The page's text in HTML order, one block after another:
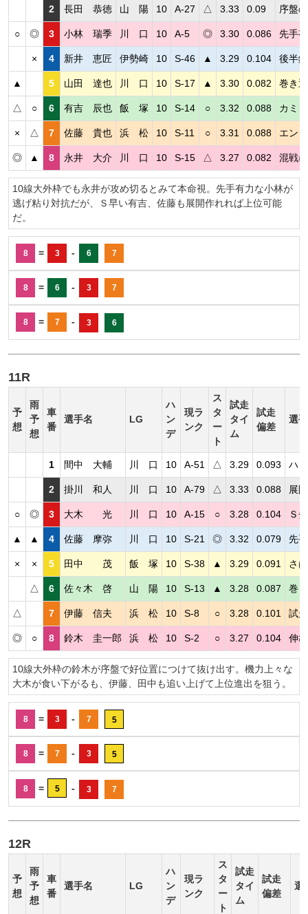
2 長田 恭徳 山 陽 10 A-27 △ 3.33 0.09 序盤
○ ◎ 3 小林 瑞季 川 口 10 A-5 ◎ 3.30 0.086 先手
× 4 新井 恵匠 伊勢崎 10 S-46 ▲ 3.29 0.104 後半
▲ 5 山田 達也 川 口 10 S-17 ▲ 3.30 0.082 巻き
△ ○ 6 有吉 辰也 飯 塚 10 S-14 ○ 3.32 0.088 カミ
× △ 7 佐藤 貴也 浜 松 10 S-11 ○ 3.31 0.088 エン
◎ ▲ 8 永井 大介 川 口 10 S-15 △ 3.27 0.082 混戦
10線大外枠でも永井が攻め切るとみて本命視。先手有力な小林が
逃げ粘り対抗だが、Ｓ早い有吉、佐藤も展開作れれば上位可能
だ。
8 = 3 - 6 7
8 = 6 - 3 7
8 = 7 - 3 6
11R
予
想
雨
予
想
車
番
選手名 LG
ハ
ン
デ
現ラ
ンク
ス
タ
ー
ト
試走
タイ
ム
試走
偏差
選
1 間中 大輔 川 口 10 A-51 △ 3.29 0.093 ハ
2 掛川 和人 川 口 10 A-79 △ 3.33 0.088 展
○ ◎ 3 大木 光 川 口 10 A-15 ○ 3.28 0.104 Ｓ
▲ ▲ 4 佐藤 摩弥 川 口 10 S-21 ◎ 3.32 0.079 先
× × 5 田中 茂 飯 塚 10 S-38 ▲ 3.29 0.091 さ
△ 6 佐々木 啓 山 陽 10 S-13 ▲ 3.28 0.087 巻
△ 7 伊藤 信夫 浜 松 10 S-8 ○ 3.28 0.101 試
◎ ○ 8 鈴木 圭一郎 浜 松 10 S-2 ○ 3.27 0.104 伸
10線大外枠の鈴木が序盤で好位置につけて抜け出す。機力上々な
大木が食い下がるも、伊藤、田中も追い上げて上位進出を狙う。
8 = 3 - 7 5
8 = 7 - 3 5
8 = 5 - 3 7
12R
予
想
雨
予
想
車
番
選手名 LG
ハ
ン
デ
現ラ
ンク
ス
タ
ー
ト
試走
タイ
ム
試走
偏差
選